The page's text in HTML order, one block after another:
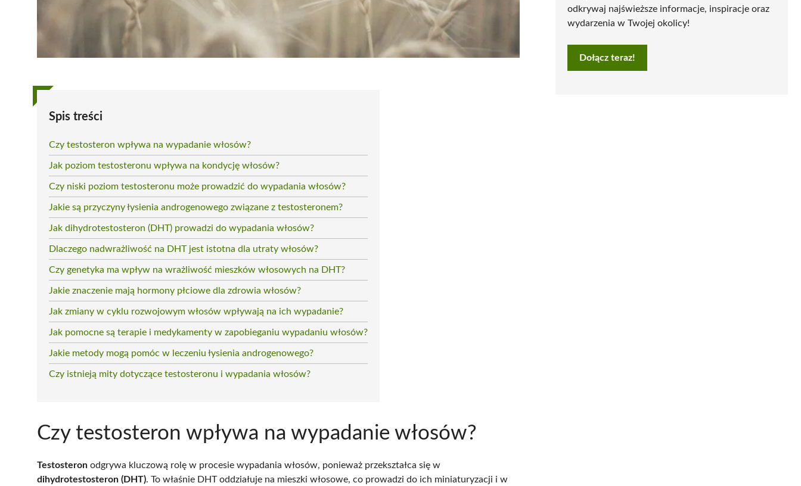
Spis treści
Czy testosteron wpływa na wypadanie włosów?
Jak poziom testosteronu wpływa na kondycję włosów?
Czy niski poziom testosteronu może prowadzić do wypadania włosów?
Jakie są przyczyny łysienia androgenowego związane z testosteronem?
Jak dihydrotestosteron (DHT) prowadzi do wypadania włosów?
Dlaczego nadwrażliwość na DHT jest istotna dla utraty włosów?
Czy genetyka ma wpływ na wrażliwość mieszków włosowych na DHT?
Jakie znaczenie mają hormony płciowe dla zdrowia włosów?
Jak zmiany w cyklu rozwojowym włosów wpływają na ich wypadanie?
Jak pomocne są terapie i medykamenty w zapobieganiu wypadaniu włosów?
Jakie metody mogą pomóc w leczeniu łysienia androgenowego?
Czy istnieją mity dotyczące testosteronu i wypadania włosów?
Czy testosteron wpływa na wypadanie włosów?
Testosteron odgrywa kluczową rolę w procesie wypadania włosów, ponieważ przekształca się w
dihydrotestosteron (DHT). To właśnie DHT oddziałuje na mieszki włosowe, co prowadzi do ich miniaturyzacji i w
odkrywaj najświeższe informacje, inspiracje oraz
wydarzenia w Twojej okolicy!
Dołącz teraz!